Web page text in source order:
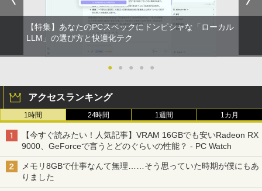
【特集】あなたのPCスペックにドンピシャな「ローカル
LLM」の選び方と快適化テク
● ● ● ● ●
アクセスランキング
1時間 24時間 1週間 1カ月
【今すぐ読みたい！人気記事】VRAM 16GBでも安いRadeon RX
9000、GeForceで言うとどのぐらいの性能？ - PC Watch
メモリ8GBで仕事なんて無理……そう思っていた時期が僕にもあ
りました